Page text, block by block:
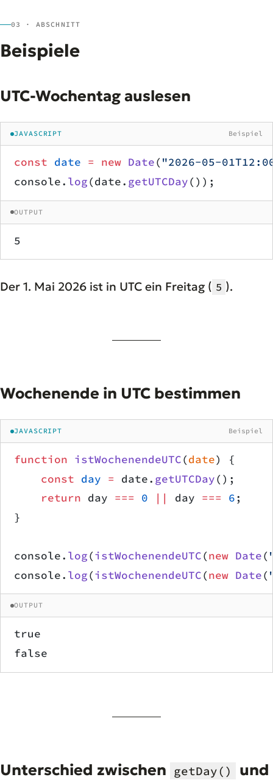
03 · ABSCHNITT
Beispiele
UTC-Wochentag auslesen
JAVASCRIPT Beispiel
const date = new Date( "2026-05-
console. log(date. getUTCDay());
OUTPUT
5
Der 1. Mai 2026 ist in UTC ein Freitag ( 5 ).
Wochenende in UTC bestimmen
JAVASCRIPT Beispiel
function istWochenendeUTC(date) {
    const
day = date. getUTCDay();
    return
day === 0 || day === 6;
}
console. log(istWochenendeUTC(new Date(
console. log(istWochenendeUTC(new Date(
OUTPUT
true
false
Unterschied zwischen getDay() und